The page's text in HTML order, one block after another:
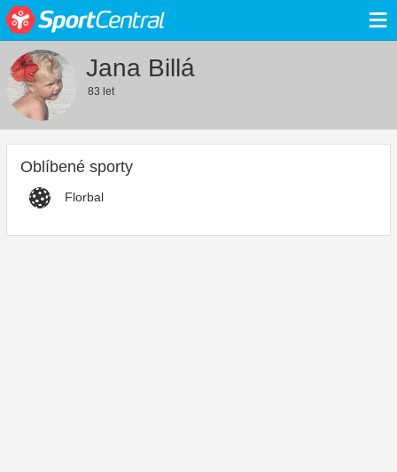
≡
Jana Billá
83 let
Oblíbené sporty
Florbal